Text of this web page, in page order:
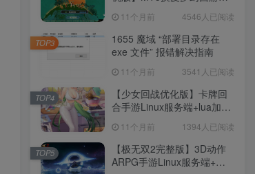
+源码+架设教程
11个月前 4546人已阅读
1655 魔域 “部署目录存在
exe 文件” 报错解决指南
11个月前 3541人已阅读
TOP3
【少女回战优化版】卡牌回
合手游Linux服务端+lua加解
权后台+安卓+架设教程
11个月前 1394人已阅读
TOP4
【极无双2完整版】3D动作
ARPG手游Linux服务端+全
TOP5